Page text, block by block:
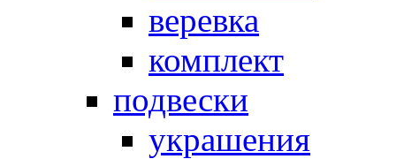
веревка
комплект
подвески
украшения